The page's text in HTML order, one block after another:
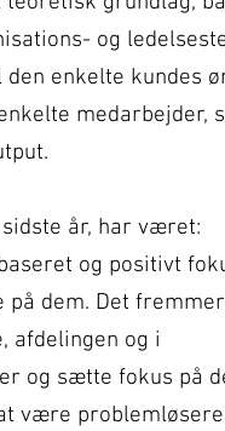
og
enkelte kundes
medarbejder,
år, har været:
og positivt
på dem. Det fremmer
afdelingen og i
og sætte fokus på
være